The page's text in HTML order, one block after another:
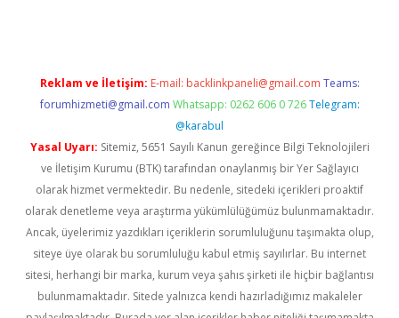
Reklam ve İletişim: E-mail: backlinkpaneli@gmail.com Teams:
forumhizmeti@gmail.com Whatsapp: 0262 606 0 726 Telegram:
@karabul
Yasal Uyarı: Sitemiz, 5651 Sayılı Kanun gereğince Bilgi Teknolojileri
ve İletişim Kurumu (BTK) tarafından onaylanmış bir Yer Sağlayıcı
olarak hizmet vermektedir. Bu nedenle, sitedeki içerikleri proaktif
olarak denetleme veya araştırma yükümlülüğümüz bulunmamaktadır.
Ancak, üyelerimiz yazdıkları içeriklerin sorumluluğunu taşımakta olup,
siteye üye olarak bu sorumluluğu kabul etmiş sayılırlar. Bu internet
sitesi, herhangi bir marka, kurum veya şahıs şirketi ile hiçbir bağlantısı
bulunmamaktadır. Sitede yalnızca kendi hazırladığımız makaleler